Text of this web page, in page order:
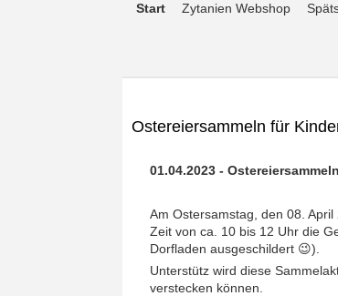
Start Zytanien Webshop
Ostereiersammeln für
01.04.2023 -
Am Ostersamstag, den 08.
Zeit von ca. 10 bis 12 Uhr die
Dorfladen ausgeschildert 😉).
Unterstütz wird diese
verstecken können.